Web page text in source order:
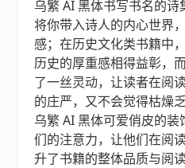
乌繁 AI 黑体书写书名的
将你带入诗人的内心世界
感；在历史文化类书籍中
历史的厚重感相得益彰，
了一丝灵动，让读者在阅
的庄严，又不会觉得枯燥
乌繁 AI 黑体可爱俏皮的
们的注意力，让他们在阅
升了书籍的整体品质与阅读